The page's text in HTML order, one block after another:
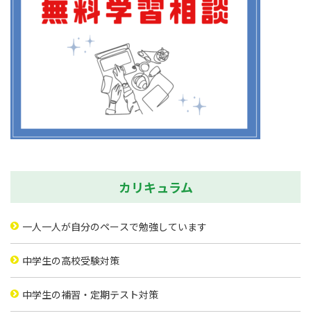
カリキュラム
一人一人が自分のペースで勉強しています
中学生の高校受験対策
中学生の補習・定期テスト対策